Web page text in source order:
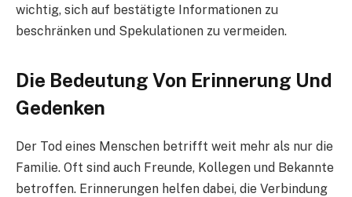
wichtig, sich auf bestätigte Informationen zu
beschränken und Spekulationen zu vermeiden.
Die Bedeutung Von Erinnerung Und
Gedenken
Der Tod eines Menschen betrifft weit mehr als nur die
Familie. Oft sind auch Freunde, Kollegen und Bekannte
betroffen. Erinnerungen helfen dabei, die Verbindung